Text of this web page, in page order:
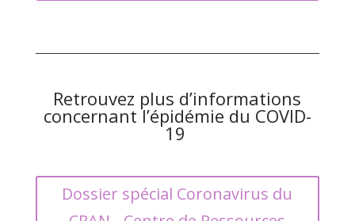
Retrouvez plus d’informations
concernant l’épidémie du COVID-
19
Dossier spécial Coronavirus du